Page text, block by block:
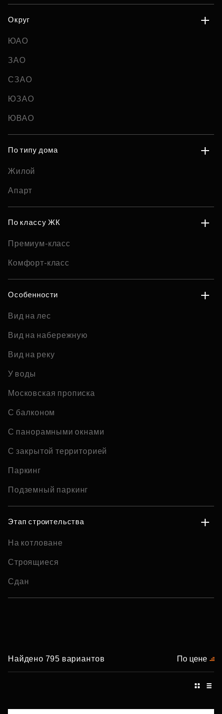
Округ
ЮАО
ЗАО
СЗАО
ЮЗАО
ЮВАО
По типу дома
Жилой
Апарт
По классу ЖК
Премиум-класс
Комфорт-класс
Особенности
Вид на лес
Вид на набережную
Вид на реку
У воды
Московская прописка
С балконом
С панорамными окнами
С закрытой территорией
Паркинг
Подземный паркинг
Этап строительства
На котловане
Строящиеся
Сдан
Найдено 795 вариантов По цене